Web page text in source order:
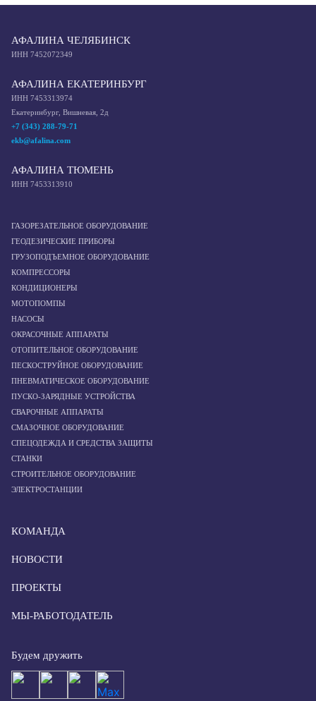
АФАЛИНА ЧЕЛЯБИНСК
ИНН 7452072349
АФАЛИНА ЕКАТЕРИНБУРГ
ИНН 7453313974
Екатеринбург, Вишневая, 2д
+7 (343) 288-79-71
ekb@afalina.com
АФАЛИНА ТЮМЕНЬ
ИНН 7453313910
ГАЗОРЕЗАТЕЛЬНОЕ ОБОРУДОВАНИЕ
ГЕОДЕЗИЧЕСКИЕ ПРИБОРЫ
ГРУЗОПОДЪЕМНОЕ ОБОРУДОВАНИЕ
КОМПРЕССОРЫ
КОНДИЦИОНЕРЫ
МОТОПОМПЫ
НАСОСЫ
ОКРАСОЧНЫЕ АППАРАТЫ
ОТОПИТЕЛЬНОЕ ОБОРУДОВАНИЕ
ПЕСКОСТРУЙНОЕ ОБОРУДОВАНИЕ
ПНЕВМАТИЧЕСКОЕ ОБОРУДОВАНИЕ
ПУСКО-ЗАРЯДНЫЕ УСТРОЙСТВА
СВАРОЧНЫЕ АППАРАТЫ
СМАЗОЧНОЕ ОБОРУДОВАНИЕ
СПЕЦОДЕЖДА И СРЕДСТВА ЗАЩИТЫ
СТАНКИ
СТРОИТЕЛЬНОЕ ОБОРУДОВАНИЕ
ЭЛЕКТРОСТАНЦИИ
КОМАНДА
НОВОСТИ
ПРОЕКТЫ
МЫ-РАБОТОДАТЕЛЬ
Будем дружить